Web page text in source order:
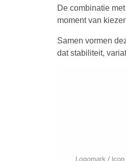
De combinatie
moment van
Samen vormen
dat stabiliteit,